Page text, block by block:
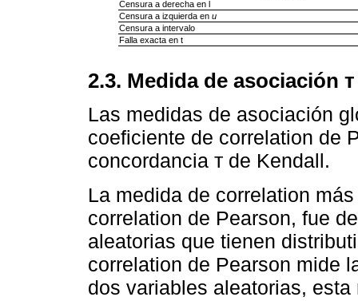
Censura a derecha en l
Censura a izquierda en u
Censura a intervalo
Falla exacta en t
2.3. Medida de asociación
Las medidas de asociación
coeficiente de correlation de
concordancia т de Kendall.
La medida de correlation
correlation de Pearson, fue
aleatorias que tienen
correlation de Pearson mide
dos variables aleatorias,